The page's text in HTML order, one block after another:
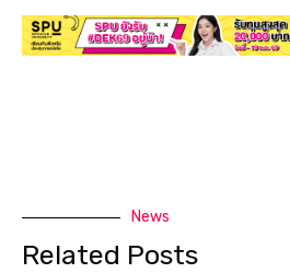
News
Related Posts